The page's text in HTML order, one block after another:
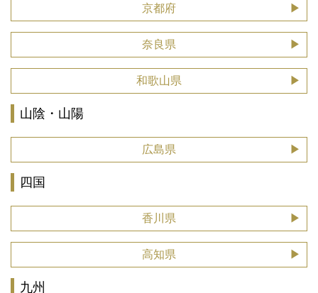
京都府
奈良県
和歌山県
山陰・山陽
広島県
四国
香川県
高知県
九州